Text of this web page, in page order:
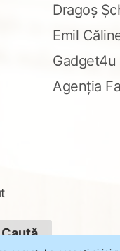
Dragoș
Emil
Gadget4u
Agenția